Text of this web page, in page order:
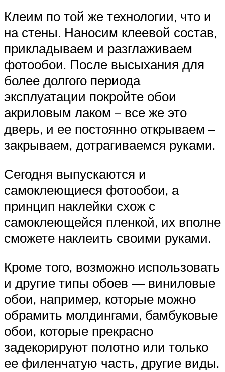
Клеим по той же технологии, что и
на стены. Наносим клеевой состав,
прикладываем и разглаживаем
фотообои. После высыхания для
более долгого периода
эксплуатации покройте обои
акриловым лаком – все же это
дверь, и ее постоянно открываем –
закрываем, дотрагиваемся руками.
Сегодня выпускаются и
самоклеющиеся фотообои, а
принцип наклейки схож с
самоклеющейся пленкой, их вполне
сможете наклеить своими руками.
Кроме того, возможно использовать
и другие типы обоев — виниловые
обои, например, которые можно
обрамить молдингами, бамбуковые
обои, которые прекрасно
задекорируют полотно или только
ее филенчатую часть, другие виды.